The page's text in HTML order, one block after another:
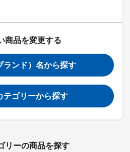
商品を変更する
ランド）名から探す
テゴリーから探す
リーの商品を探す